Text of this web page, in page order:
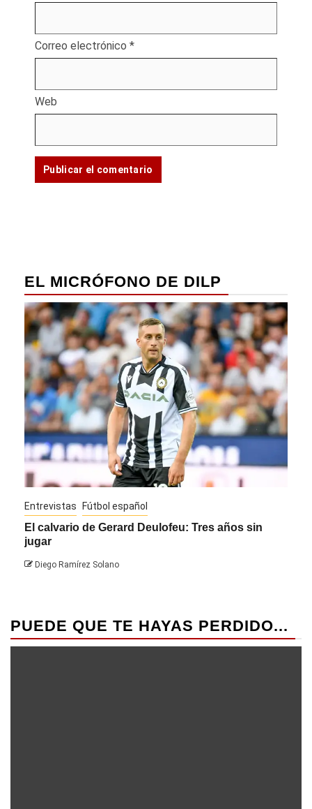
Correo electrónico *
Web
EL MICRÓFONO DE DILP
Entrevistas Fútbol español
El calvario de Gerard Deulofeu: Tres años sin
jugar
Diego Ramírez Solano
PUEDE QUE TE HAYAS PERDIDO...